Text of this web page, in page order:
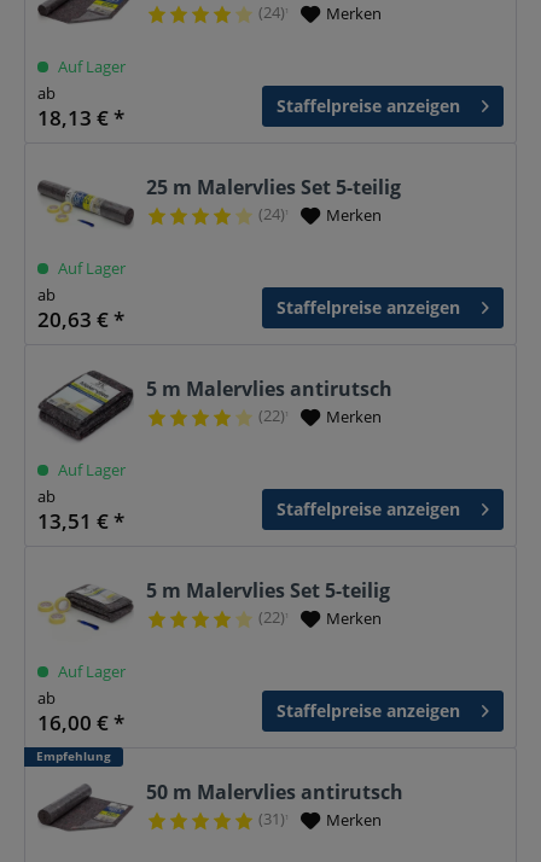
(24)¹ Merken
Auf Lager
ab
18,13 € * Staffelpreise anzeigen
25 m Malervlies Set 5-teilig
(24)¹ Merken
Auf Lager
ab
20,63 € * Staffelpreise anzeigen
5 m Malervlies antirutsch
(22)¹ Merken
Auf Lager
ab
13,51 € * Staffelpreise anzeigen
5 m Malervlies Set 5-teilig
(22)¹ Merken
Auf Lager
ab
16,00 € * Staffelpreise anzeigen
Empfehlung
50 m Malervlies antirutsch
(31)¹ Merken